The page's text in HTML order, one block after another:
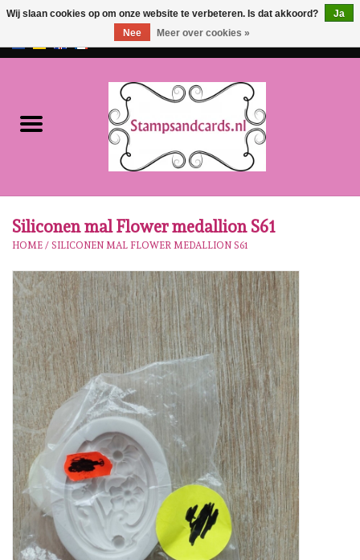
EUR/GBP
NIEUW!!
Workshops
Onze Merken
Mallen
Stempels
Stempelinkt
Stempelaccesoires
Siliconen mal Flower medallion S61
HOME / SILICONEN MAL FLOWER MEDALLION S61
Wij slaan cookies op om onze website te verbeteren. Is dat akkoord?
Ja
Nee
Meer over cookies »